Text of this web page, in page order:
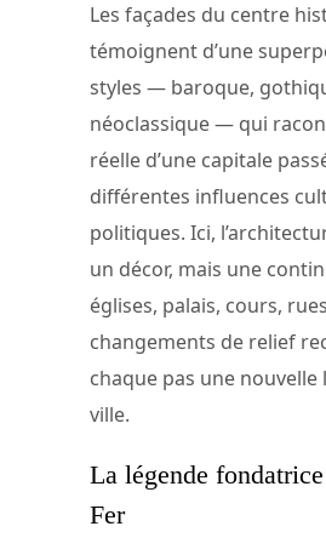
Les façades du centre
témoignent d’une
styles — baroque,
néoclassique — qui
réelle d’une capitale
différentes influences
politiques. Ici,
un décor, mais une
églises, palais, cours,
changements de relief
chaque pas une nouvelle
ville.
La légende
Fer